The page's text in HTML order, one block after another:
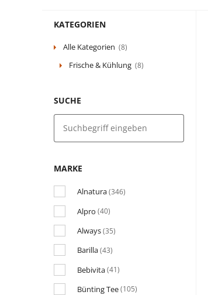
KATEGORIEN
Alle Kategorien (8)
Frische & Kühlung (8)
SUCHE
MARKE
Alnatura(346)
Alpro (40)
Always(35)
Barilla(43)
Bebivita(41)
Bünting Tee(105)